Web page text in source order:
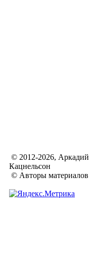
© 2012-2026, Аркадий
Кацнельсон
© Авторы материалов